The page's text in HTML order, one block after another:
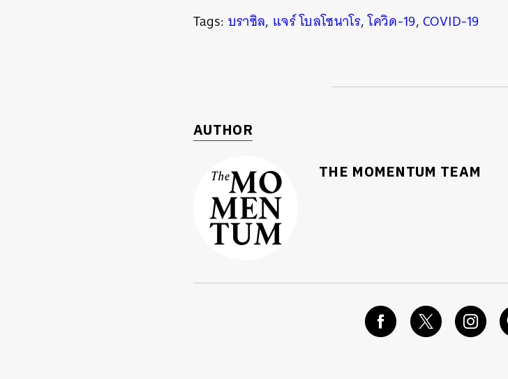
Tags: บราซิล, แจร์ โบลโซนาโร,โควิด-19,COVID-19
AUTHOR
THE MOMENTUM TEAM